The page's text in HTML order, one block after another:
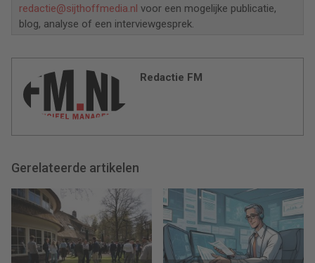
redactie@sijthoffmedia.nl voor een mogelijke publicatie,
blog, analyse of een interviewgesprek.
Redactie FM
Gerelateerde artikelen